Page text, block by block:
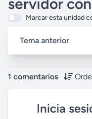
e
servidor
Marcar esta unidad
Tema anterior
1 comentarios
Inicia